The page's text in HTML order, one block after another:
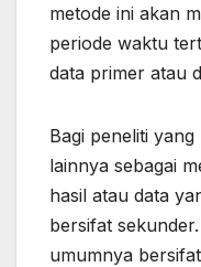
metode ini akan
periode waktu
data primer atau
Bagi peneliti
lainnya sebagai
hasil atau data
bersifat
umumnya